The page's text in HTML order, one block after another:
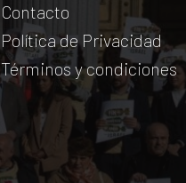
Contacto
Política de Privacidad
Términos y condiciones